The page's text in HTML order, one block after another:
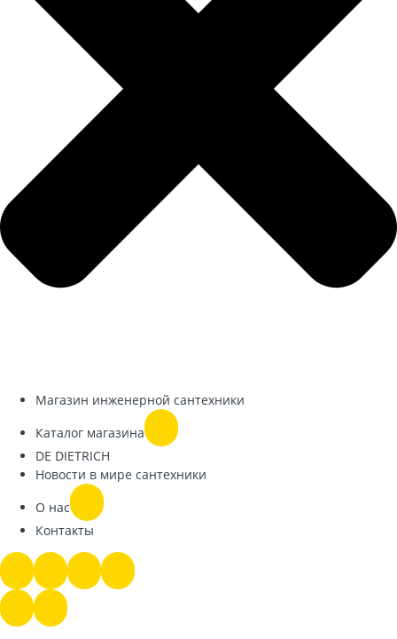
Магазин инженерной сантехники
Каталог магазина
DE DIETRICH
Новости в мире сантехники
О нас
Контакты